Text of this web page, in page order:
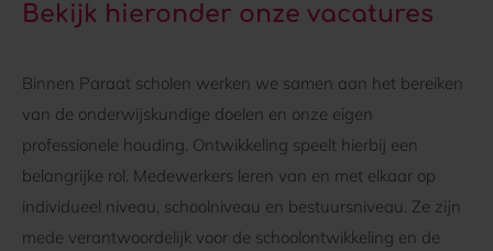
Bekijk hieronder onze vacatures
Binnen Paraat scholen werken we samen aan het bereiken
van de onderwijskundige doelen en onze eigen
professionele houding. Ontwikkeling speelt hierbij een
belangrijke rol. Medewerkers leren van en met elkaar op
individueel niveau, schoolniveau en bestuursniveau. Ze zijn
mede verantwoordelijk voor de schoolontwikkeling en de